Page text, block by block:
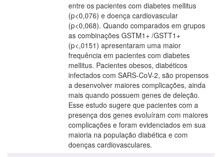
entre os pacientes com diabetes mellitus
(p<0,076) e doença cardiovascular
(p<0,068). Quando comparados em grupos
as combinações GSTM1+ /GSTT1+
(p<,0151) apresentaram uma maior
frequência em pacientes com diabetes
mellitus. Pacientes obesos, diabéticos
infectados com SARS-CoV-2, são propensos
a desenvolver maiores complicações, ainda
mais quando possuem genes de deleção.
Esse estudo sugere que pacientes com a
presença dos genes evoluíram com maiores
complicações e foram evidenciados em sua
maioria na população diabética e com
doenças cardiovasculares.